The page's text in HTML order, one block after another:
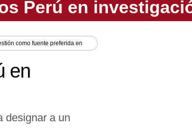
como fuente preferida en
en
designar a un